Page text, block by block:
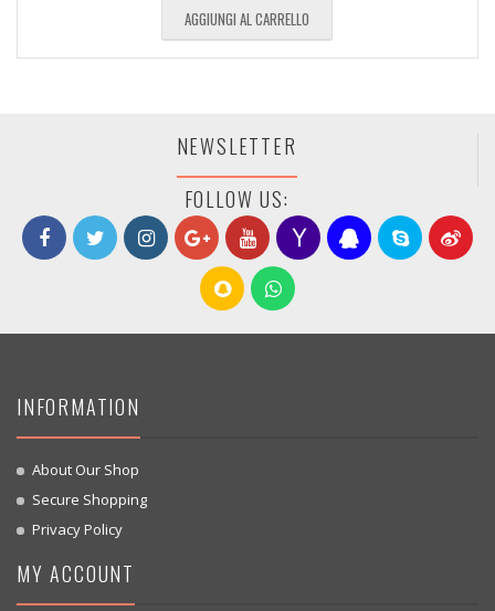
AGGIUNGI AL CARRELLO
NEWSLETTER
FOLLOW US:
INFORMATION
About Our Shop
Secure Shopping
Privacy Policy
MY ACCOUNT